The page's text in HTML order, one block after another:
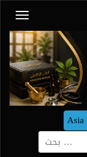
Asia
بحث